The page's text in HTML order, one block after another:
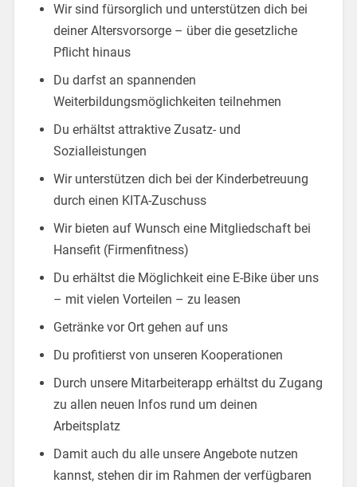
Wir sind fürsorglich und unterstützen dich bei
deiner Altersvorsorge – über die gesetzliche
Pflicht hinaus
Du darfst an spannenden
Weiterbildungsmöglichkeiten teilnehmen
Du erhältst attraktive Zusatz- und
Sozialleistungen
Wir unterstützen dich bei der Kinderbetreuung
durch einen KITA-Zuschuss
Wir bieten auf Wunsch eine Mitgliedschaft bei
Hansefit (Firmenfitness)
Du erhältst die Möglichkeit eine E-Bike über uns
– mit vielen Vorteilen – zu leasen
Getränke vor Ort gehen auf uns
Du profitierst von unseren Kooperationen
Durch unsere Mitarbeiterapp erhältst du Zugang
zu allen neuen Infos rund um deinen
Arbeitsplatz
Damit auch du alle unsere Angebote nutzen
kannst, stehen dir im Rahmen der verfügbaren